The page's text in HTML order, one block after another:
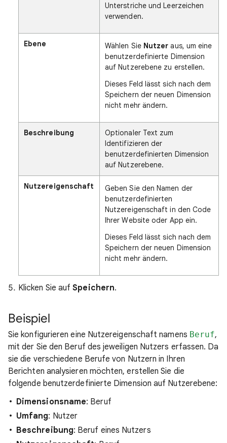
Unterstriche und Leerzeichen
verwenden.
Ebene Wählen Sie Nutzer aus, um eine
benutzerdefinierte Dimension
auf Nutzerebene zu erstellen.
Dieses Feld lässt sich nach dem
Speichern der neuen Dimension
nicht mehr ändern.
Beschreibung
Optionaler Text zum
Identifizieren der
benutzerdefinierten Dimension
auf Nutzerebene.
Nutzereigenschaft
Geben Sie den Namen der
benutzerdefinierten
Nutzereigenschaft in den Code
Ihrer Website oder App ein.
Dieses Feld lässt sich nach dem
Speichern der neuen Dimension
nicht mehr ändern.
Klicken Sie aufSpeichern.
Beispiel
Sie konfigurieren eine Nutzereigenschaft namens Beruf,
mit der Sie den Beruf des jeweiligen Nutzers erfassen. Da
sie die verschiedene Berufe von Nutzern in Ihren
Berichten analysieren möchten, erstellen Sie die
folgende benutzerdefinierte Dimension auf Nutzerebene:
Dimensionsname: Beruf
Umfang: Nutzer
Beschreibung: Beruf eines Nutzers